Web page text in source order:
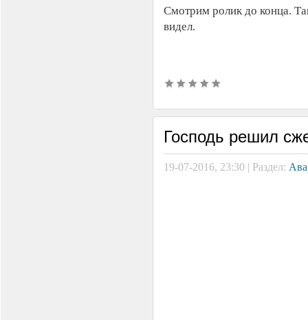
Смотрим ролик до конца.
видел.
Господь решил
19-07-2016, 23:30 | Раздел: